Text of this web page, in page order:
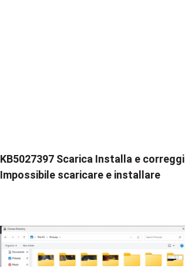
KB5027397 Scarica Installa e correggi
Impossibile scaricare e installare